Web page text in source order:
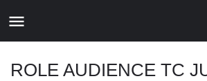
ROLE AUDIENCE TC